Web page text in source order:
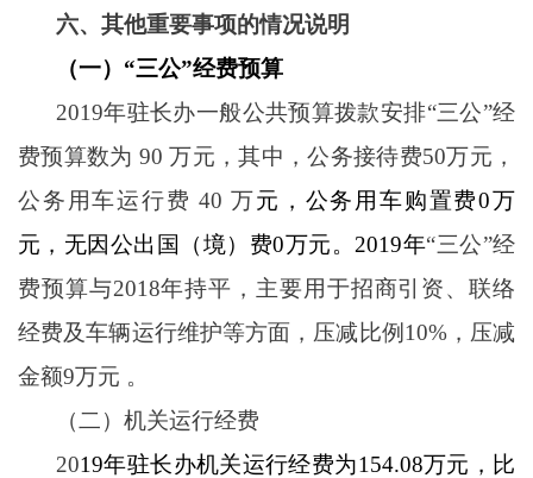
六、其他重要事项的情况说明
（一） “三公”经费预算
2019年驻长办一般公共预算拨款安排“三公”经
费预算数为 90 万元，其中，公务接待费50万元，
公务用车运行费 40 万元，公务用车购置费0万
元，无因公出国（境）费0万元。2019年“三公”经
费预算与2018年持平，主要用于招商引资、联络
经费及车辆运行维护等方面，压减比例10%，压减
金额9万元 。
（二）机关运行经费
2019年驻长办机关运行经费为154.08万元，比